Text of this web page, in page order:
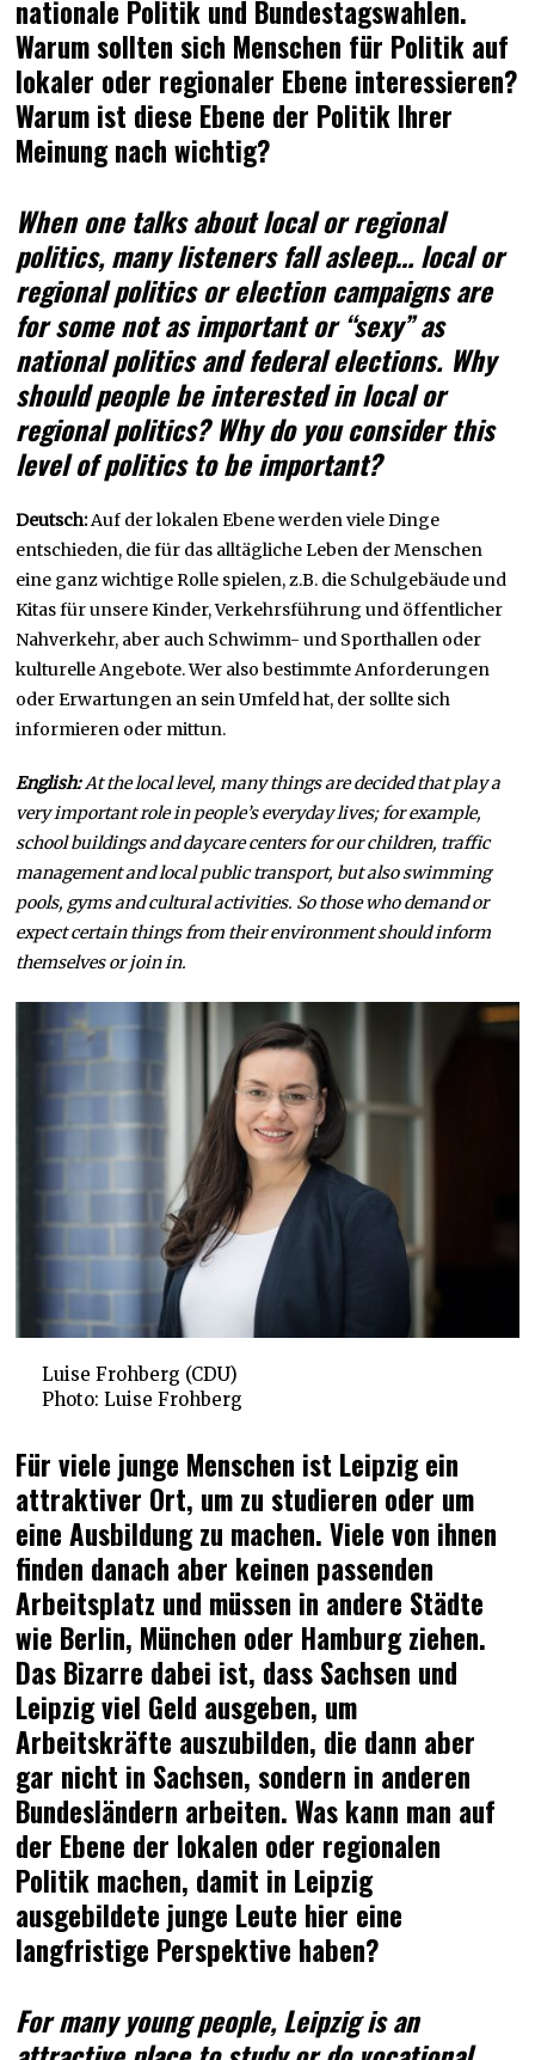
nationale Politik und Bundestagswahlen.
Warum sollten sich Menschen für Politik auf
lokaler oder regionaler Ebene interessieren?
Warum ist diese Ebene der Politik Ihrer
Meinung nach wichtig?
When one talks about local or regional
politics, many listeners fall asleep… local or
regional politics or election campaigns are
for some not as important or “sexy” as
national politics and federal elections. Why
should people be interested in local or
regional politics? Why do you consider this
level of politics to be important?
Deutsch:Auf der lokalen Ebene werden viele Dinge
entschieden, die für das alltägliche Leben der Menschen
eine ganz wichtige Rolle spielen, z.B. die Schulgebäude und
Kitas für unsere Kinder, Verkehrsführung und öffentlicher
Nahverkehr, aber auch Schwimm- und Sporthallen oder
kulturelle Angebote. Wer also bestimmte Anforderungen
oder Erwartungen an sein Umfeld hat, der sollte sich
informieren oder mittun.
English:At the local level, many things are decided that play a
very important role in people’s everyday lives; for example,
school buildings and daycare centers for our children, traffic
management and local public transport, but also swimming
pools, gyms and cultural activities. So those who demand or
expect certain things from their environment should inform
themselves or join in.
Luise Frohberg (CDU)
Photo: Luise Frohberg
Für viele junge Menschen ist Leipzig ein
attraktiver Ort, um zu studieren oder um
eine Ausbildung zu machen. Viele von ihnen
finden danach aber keinen passenden
Arbeitsplatz und müssen in andere Städte
wie Berlin, München oder Hamburg ziehen.
Das Bizarre dabei ist, dass Sachsen und
Leipzig viel Geld ausgeben, um
Arbeitskräfte auszubilden, die dann aber
gar nicht in Sachsen, sondern in anderen
Bundesländern arbeiten. Was kann man auf
der Ebene der lokalen oder regionalen
Politik machen, damit in Leipzig
ausgebildete junge Leute hier eine
langfristige Perspektive haben?
For many young people, Leipzig is an